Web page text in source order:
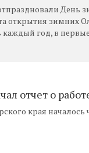
День
открытия зимних
каждый год, в
отчет о
края началось